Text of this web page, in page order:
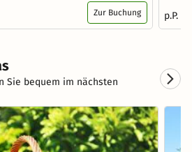
Zur Buchung
p.P.
Sie bequem im nächsten